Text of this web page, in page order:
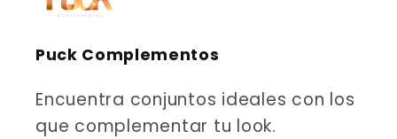
Puck Complementos
Encuentra conjuntos ideales con los
que complementar tu look.